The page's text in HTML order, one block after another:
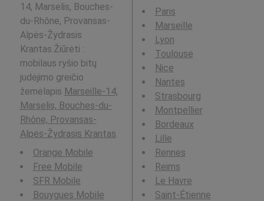
14, Marselis, Bouches-
du-Rhône, Provansas-
Alpės-Žydrasis
Krantas.Žiūrėti :
mobilaus ryšio bitų
judėjimo greičio
žemėlapis Marseille-14,
Marselis, Bouches-du-
Rhône, Provansas-
Alpės-Žydrasis Krantas
Orange Mobile
Free Mobile
SFR Mobile
Bouygues Mobile
Paris
Marseille
Lyon
Toulouse
Nice
Nantes
Strasbourg
Montpellier
Bordeaux
Lille
Rennes
Reims
Le Havre
Saint-Étienne